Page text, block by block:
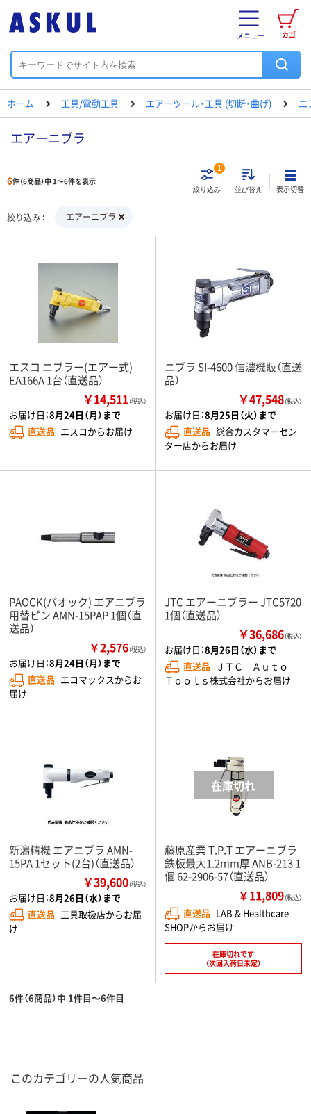
カゴ
メニュー
ホーム 工具/電動工具 エアーツール・工具 (切断・曲げ) エ
エアーニブラ
6件（6商品）中 1～6件を表示
絞り込み
1
並び替え 表示切替
絞り込み エアーニブラ
エスコ ニブラー(エアー式)
EA166A 1台（直送品）
￥14,511（税込）
お届け日：8月24日（月）まで
直送品 エスコからお届け
ニブラ SI-4600 信濃機販（直送
品）
￥47,548（税込）
お届け日：8月25日（火）まで
直送品 総合カスタマーセン
ター店からお届け
PAOCK(パオック) エアニブラ
用替ピン AMN-15PAP 1個（直
送品）
￥2,576（税込）
お届け日：8月24日（月）まで
直送品 エコマックスからお
届け
JTC エアーニブラー JTC5720
1個（直送品）
￥36,686（税込）
お届け日：8月26日（水）まで
直送品
ＪＴＣ Ａｕｔｏ
Ｔｏｏｌｓ株式会社からお届け
新潟精機 エアニブラ AMN-
15PA 1セット(2台)（直送品）
￥39,600（税込）
お届け日：8月26日（水）まで
直送品 工具取扱店からお届
け
藤原産業 T.P.T エアーニブラ
鉄板最大1.2mm厚 ANB-213 1
個 62-2906-57（直送品）
￥11,809（税込）
直送品 LAB & Healthcare
SHOPからお届け
在庫切れです
（次回入荷日未定）
6件（6商品）中 1件目～6件目
このカテゴリーの人気商品